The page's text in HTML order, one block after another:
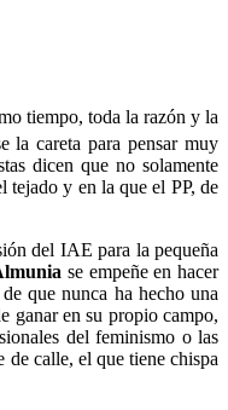
tiempo, toda la razón y la
la careta para pensar muy
dicen que no solamente
tejado y en la que el PP, de
del IAE para la pequeña
se empeñe en hacer
que nunca ha hecho una
ganar en su propio campo,
del feminismo o las
de calle, el que tiene chispa